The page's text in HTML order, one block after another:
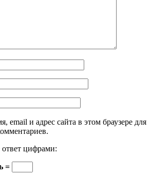
email и адрес сайта в этом браузере для
цифрами:
=